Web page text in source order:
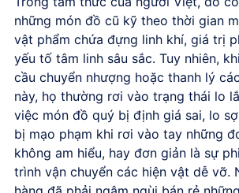
những món đồ cũ kỹ theo thời gian
vật phẩm chứa đựng linh khí, giá trị
yếu tố tâm linh sâu sắc. Tuy nhiên,
cầu chuyển nhượng hoặc thanh lý
này, họ thường rơi vào trạng thái lo
việc món đồ quý bị định giá sai, lo
bị mạo phạm khi rơi vào tay những
không am hiểu, hay đơn giản là sự
trình vận chuyển các hiện vật dễ vỡ.